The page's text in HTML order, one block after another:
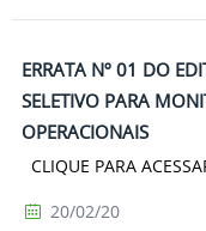
ERRATA Nº 01 DO
SELETIVO PARA
OPERACIONAIS
CLIQUE PARA
20/02/20